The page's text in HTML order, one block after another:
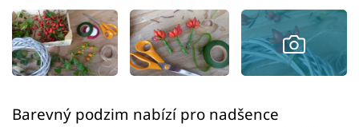
Sledujte nás
Barevný podzim nabízí pro nadšence